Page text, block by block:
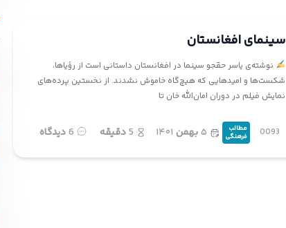
سینمای افغانستان
نوشته‌ی یاسر حقجو سینما در افغانستان داستانی است از رؤیاها،
شکست‌ها و امیدهایی که هیچ‌گاه خاموش نشدند. از نخستین پرده‌های
نمایش فیلم در دوران امان‌الله خان تا
0093
مطالب
فرهنگی
۵ بهمن ۱۴۰۱ 5دقیقه 6دیدگاه